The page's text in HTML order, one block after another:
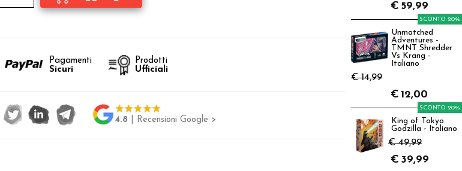
Pagamenti
Sicuri
Prodotti
Ufficiali
4.8 | Recensioni Google >
€ 59,99
Unmatched
Adventures -
TMNT Shredder
Vs Krang -
Italiano
€ 14,99
SCONTO 20%
€ 12,00
King of Tokyo
Godzilla - Italiano
€ 49,99
SCONTO 20%
€ 39,99